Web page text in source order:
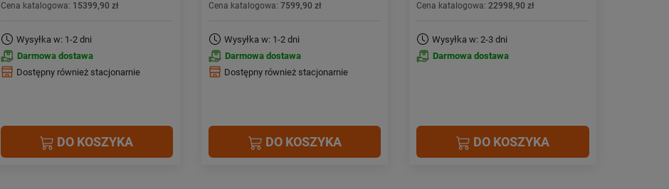
Cena katalogowa: 15399,90 zł
Wysyłka w: 1-2 dni
Darmowa dostawa
Dostępny również stacjonarnie
DO KOSZYKA
Cena katalogowa: 7599,90 zł
Wysyłka w: 1-2 dni
Darmowa dostawa
Dostępny również stacjonarnie
DO KOSZYKA
Cena katalogowa:22998,90 zł
Wysyłka w: 2-3 dni
Darmowa dostawa
DO KOSZYKA